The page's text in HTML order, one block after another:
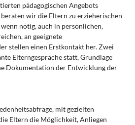
pädagogischen Angebots
wir die Eltern zu erzieherischen
nötig, auch in persönlichen,
an geeignete
stellen einen Erstkontakt her. Zwei
Elterngespräche statt, Grundlage
Dokumentation der Entwicklung der
mit gezielten
Eltern die Möglichkeit, Anliegen